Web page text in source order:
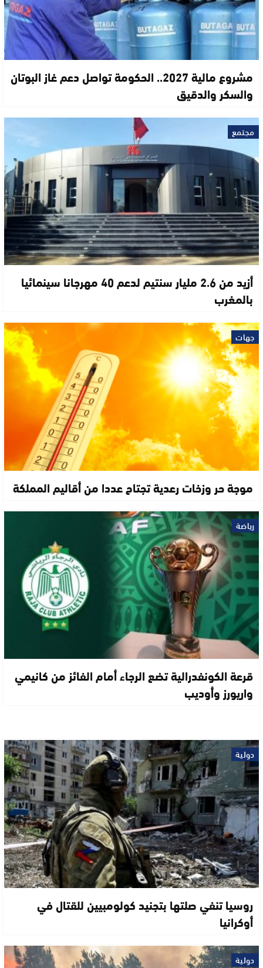
مشروع مالية 2027.. الحكومة تواصل دعم غاز البوتان
والسكر والدقيق
مجتمع
أزيد من 2.6 مليار سنتيم لدعم 40 مهرجانا سينمائيا
بالمغرب
جهات
موجة حر وزخات رعدية تجتاح عددا من أقاليم المملكة
رياضة
قرعة الكونفدرالية تضع الرجاء أمام الفائز من كانيمي
واريورز وأوديب
دولية
روسيا تنفي صلتها بتجنيد كولومبيين للقتال في
أوكرانيا
دولية